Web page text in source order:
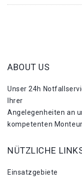
ABOUT US
Unser 24h
Ihrer
Angelegenheiten an
kompetenten
NÜTZLICHE
Einsatzgebiete